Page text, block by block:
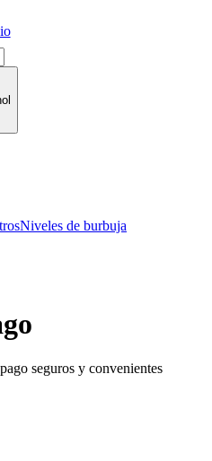
Niveles de burbuja
seguros y convenientes